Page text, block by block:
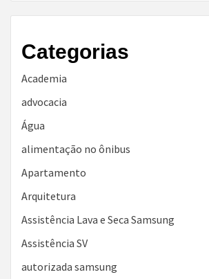
Categorias
Academia
advocacia
Água
alimentação no ônibus
Apartamento
Arquitetura
Assistência Lava e Seca Samsung
Assistência SV
autorizada samsung